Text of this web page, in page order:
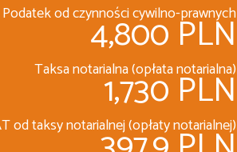
Podatek od czynności cywilno-prawnych
4,800 PLN
Taksa notarialna (opłata notarialna)
1,730 PLN
od taksy notarialnej (opłaty notarialnej)